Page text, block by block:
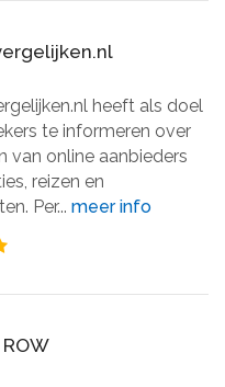
heeft als doel
te informeren over
van online aanbieders
reizen en
Per...meer info